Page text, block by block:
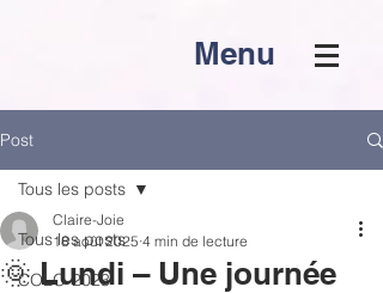
Menu
Post
Tous les posts
COLO-2023
Tous les posts
🌞 Lundi – Une journée
Claire-Joie
18 août 2025 4 min de lecture